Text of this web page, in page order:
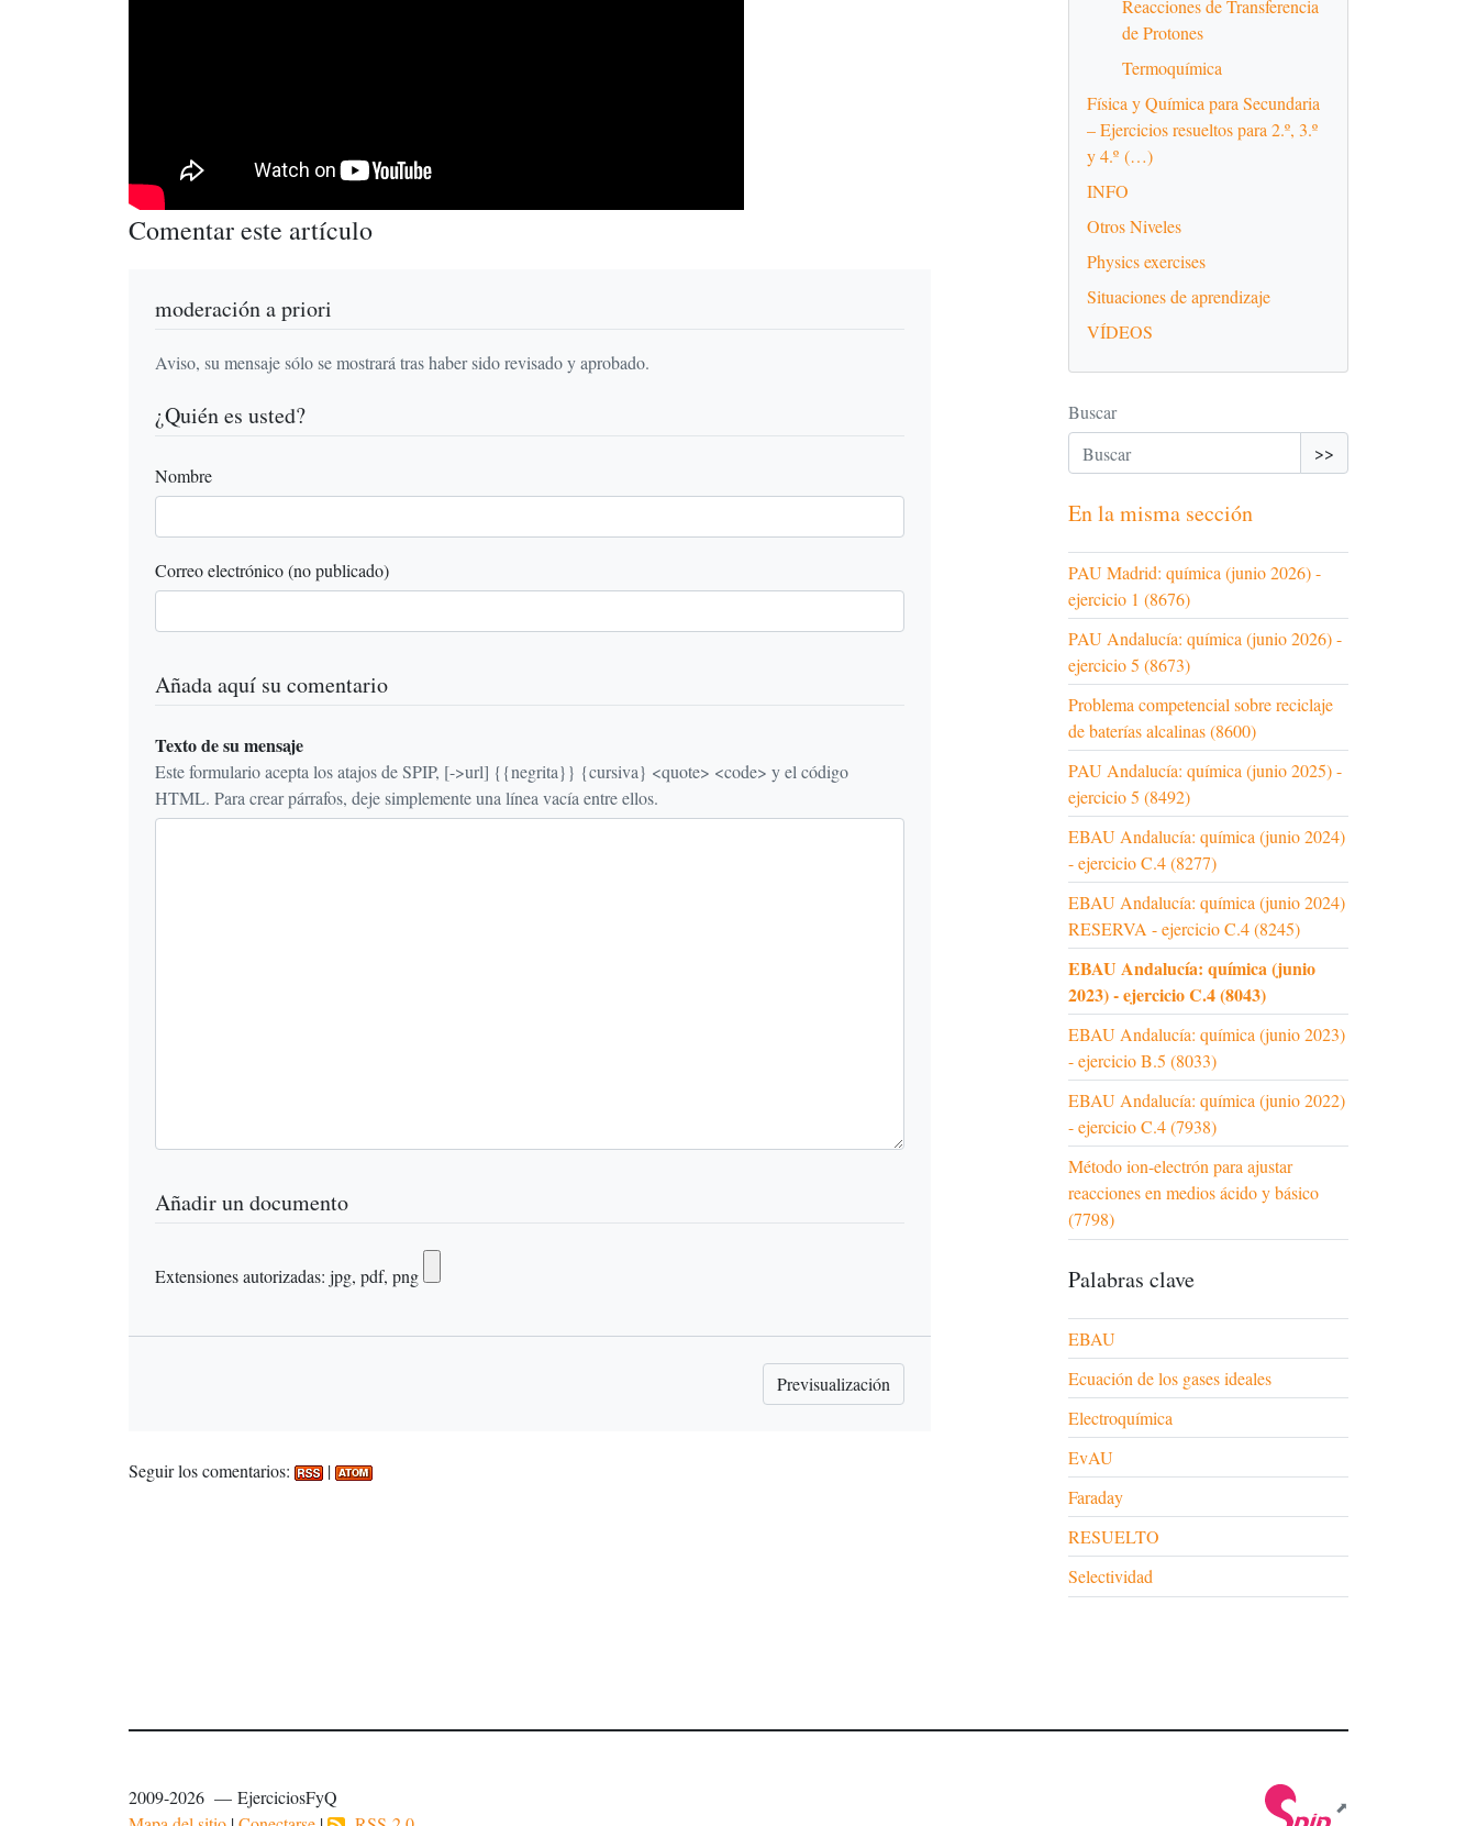
Comentar este artículo
moderación a priori
Aviso, su mensaje sólo se mostrará tras haber sido revisado y aprobado.
¿Quién es usted?
Nombre
Correo electrónico (no publicado)
Añada aquí su comentario
Texto de su mensaje
Este formulario acepta los atajos de SPIP, [->url] {{negrita}} {cursiva} <quote> <code> y el código
HTML. Para crear párrafos, deje simplemente una línea vacía entre ellos.
Añadir un documento
Extensiones autorizadas: jpg, pdf, png
Seguir los comentarios: |
Reacciones de Transferencia
de Protones
Termoquímica
Física y Química para Secundaria
– Ejercicios resueltos para 2.º, 3.º
y 4.º (…)
INFO
Otros Niveles
Physics exercises
Situaciones de aprendizaje
VÍDEOS
Buscar
>>
En la misma sección
PAU Madrid: química (junio 2026) -
ejercicio 1 (8676)
PAU Andalucía: química (junio 2026) -
ejercicio 5 (8673)
Problema competencial sobre reciclaje
de baterías alcalinas (8600)
PAU Andalucía: química (junio 2025) -
ejercicio 5 (8492)
EBAU Andalucía: química (junio 2024)
- ejercicio C.4 (8277)
EBAU Andalucía: química (junio 2024)
RESERVA - ejercicio C.4 (8245)
EBAU Andalucía: química (junio
2023) - ejercicio C.4 (8043)
EBAU Andalucía: química (junio 2023)
- ejercicio B.5 (8033)
EBAU Andalucía: química (junio 2022)
- ejercicio C.4 (7938)
Método ion-electrón para ajustar
reacciones en medios ácido y básico
(7798)
Palabras clave
EBAU
Ecuación de los gases ideales
Electroquímica
EvAU
Faraday
RESUELTO
Selectividad
2009-2026 — EjerciciosFyQ